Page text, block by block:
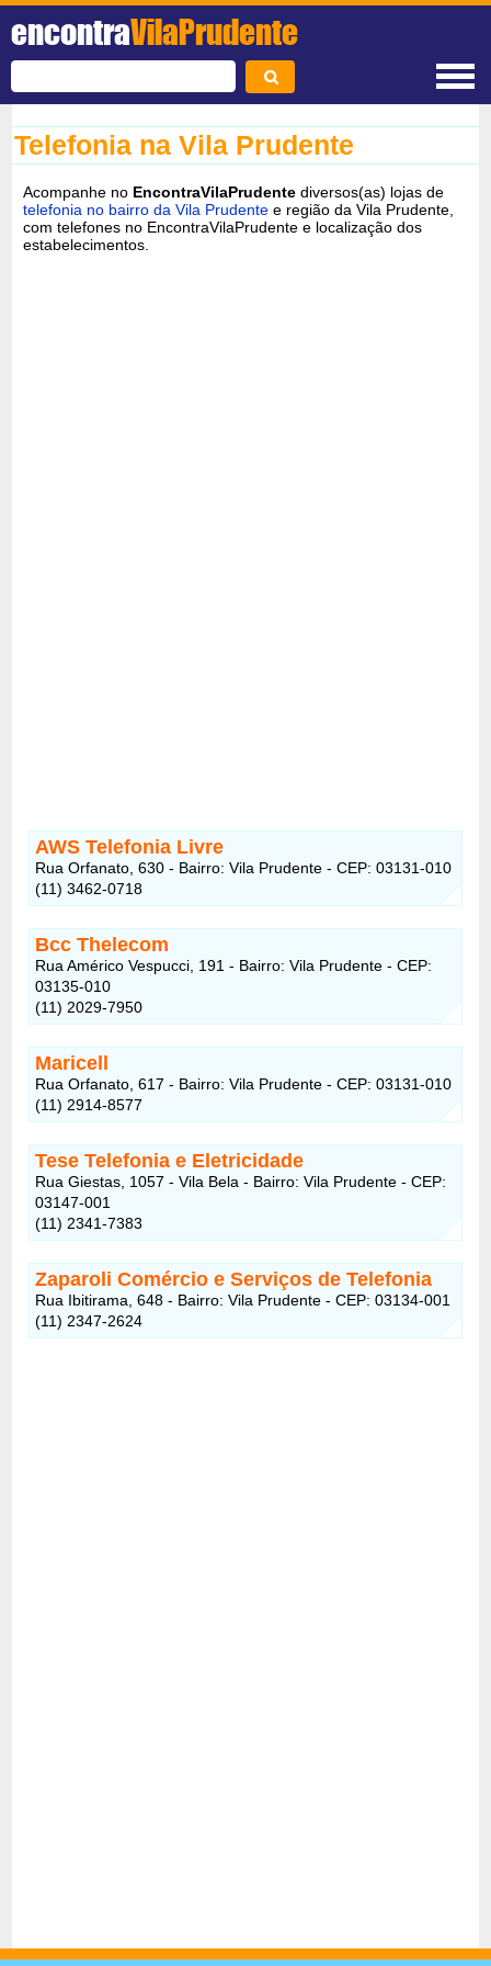
encontraVilaPrudente
Telefonia na Vila Prudente
Acompanhe no EncontraVilaPrudente diversos(as) lojas de
telefonia no bairro da Vila Prudente e região da Vila Prudente,
com telefones no EncontraVilaPrudente e localização dos
estabelecimentos.
AWS Telefonia Livre
Rua Orfanato, 630 - Bairro: Vila Prudente - CEP: 03131-010
(11) 3462-0718
Bcc Thelecom
Rua Américo Vespucci, 191 - Bairro: Vila Prudente - CEP:
03135-010
(11) 2029-7950
Maricell
Rua Orfanato, 617 - Bairro: Vila Prudente - CEP: 03131-010
(11) 2914-8577
Tese Telefonia e Eletricidade
Rua Giestas, 1057 - Vila Bela - Bairro: Vila Prudente - CEP:
03147-001
(11) 2341-7383
Zaparoli Comércio e Serviços de Telefonia
Rua Ibitirama, 648 - Bairro: Vila Prudente - CEP: 03134-001
(11) 2347-2624